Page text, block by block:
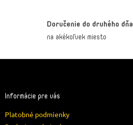
Doručenie do druhého dňa
na akékoľvek miesto
Informácie pre vás
Platobné podmienky